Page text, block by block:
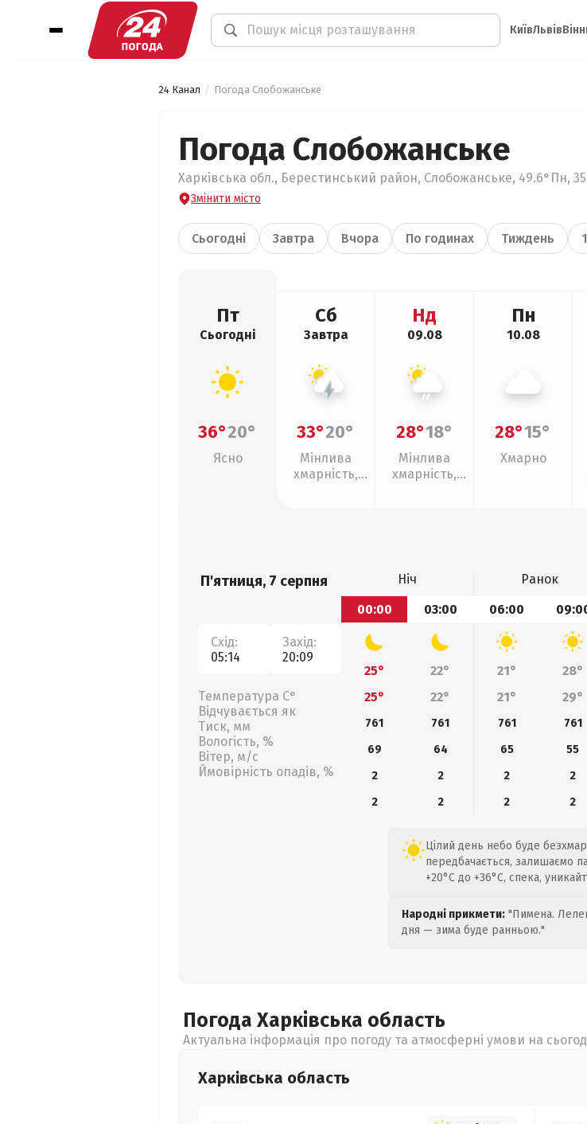
КиївЛьвів
24 Канал Погода Слобожанське
Погода Слобожанське
Харківська обл., Берестинський район, Слобожанське, 49.6°Пн,
Змінити місто
Сьогодні Завтра Вчора По годинах Тиждень
Пт
Сьогодні
36°20°
Ясно
Сб
Завтра
33°20°
Мінлива
хмарність,
Нд
09.08
28°18°
Мінлива
хмарність,
Пн
10.08
28°15°
Хмарно
П'ятниця, 7 серпня
Схід:
05:14
Захід:
20:09
Температура С°
Відчувається як
Тиск, мм
Вологість, %
Вітер, м/с
Ймовірність опадів, %
Ніч Ранок
00:00
03:00 06:00
25° 22° 21° 28°
25°
22° 21° 29°
761 761 761 761
69
64 65 55
2
2 2 2
2
2 2 2
Цілий день небо буде
передбачається, залишаємо
+20°C до +36°C, спека,
Народні прикмети: "Пимена.
дня — зима буде ранньою."
Погода Харківська область
Актуальна інформація про погоду та атмосферні умови на
Харківська область